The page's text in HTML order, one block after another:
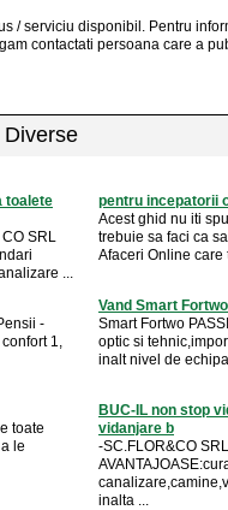
/ serviciu disponibil . Pentru
contactati persoana care a
toalete
SRL
...
pentru incepatorii
Acest ghid nu iti
trebuie sa faci ca
Afaceri Online care
-
1,
Vand Smart
Smart Fortwo
optic si
inalt nivel de
toate
le
BUC-IL non stop
vidanjare b
-SC.FLOR&CO
inalta ...